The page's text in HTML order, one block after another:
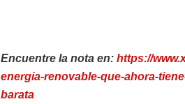
Encuentre la nota en: https://
energia-renovable-que-ahora-
barata